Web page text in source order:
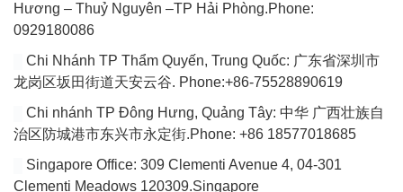
Hương – Thuỷ Nguyên –TP Hải Phòng.Phone:
0929180086
Chi Nhánh TP Thẩm Quyến, Trung Quốc: 广东省深圳市
龙岗区坂田街道天安云谷. Phone:+86-75528890619
Chi nhánh TP Đông Hưng, Quảng Tây: 中华 广西壮族自
治区防城港市东兴市永定街.Phone: +86 18577018685
Singapore Office: 309 Clementi Avenue 4, 04-301
Clementi Meadows 120309.Singapore